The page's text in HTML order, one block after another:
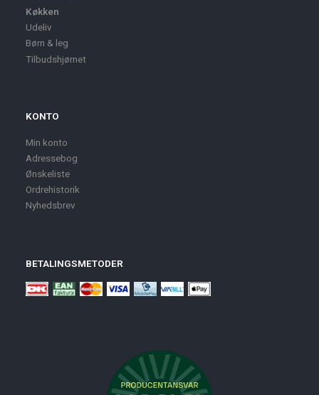
Køkken
Udeliv
Børn & leg
Tilbudshjørnet
KONTO
Min konto
Adressebog
Ønskeliste
Ordrehistorik
Nyhedsbrev
BETALINGSMETODER